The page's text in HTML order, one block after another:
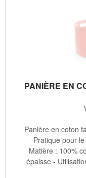
PANIÈRE EN
Panière en coton
Pratique pour
Matière : 100%
épaisse -